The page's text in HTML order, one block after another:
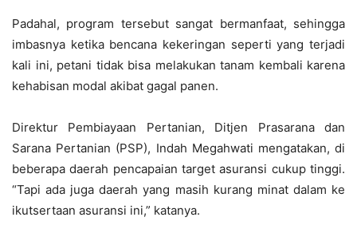
Padahal, program tersebut sangat bermanfaat, sehingga
imbasnya ketika bencana kekeringan seperti yang terjadi
kali ini, petani tidak bisa melakukan tanam kembali karena
kehabisan modal akibat gagal panen.
Direktur Pembiayaan Pertanian, Ditjen Prasarana dan
Sarana Pertanian (PSP), Indah Megahwati mengatakan, di
beberapa daerah pencapaian target asuransi cukup tinggi.
“Tapi ada juga daerah yang masih kurang minat dalam ke
ikutsertaan asuransi ini,” katanya.